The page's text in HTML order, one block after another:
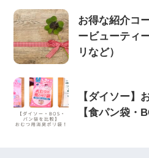
お得な紹介コ
ービューティ
リなど）
【ダイソー】
【食パン袋・